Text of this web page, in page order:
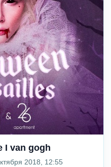
I van gogh
2018, 12:55